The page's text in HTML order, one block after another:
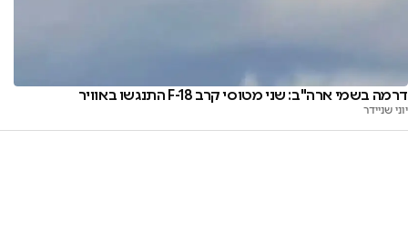
דרמה בשמי ארה"ב: שני מטוסי קרב F-18 התנגשו באוויר
יוני שניידר